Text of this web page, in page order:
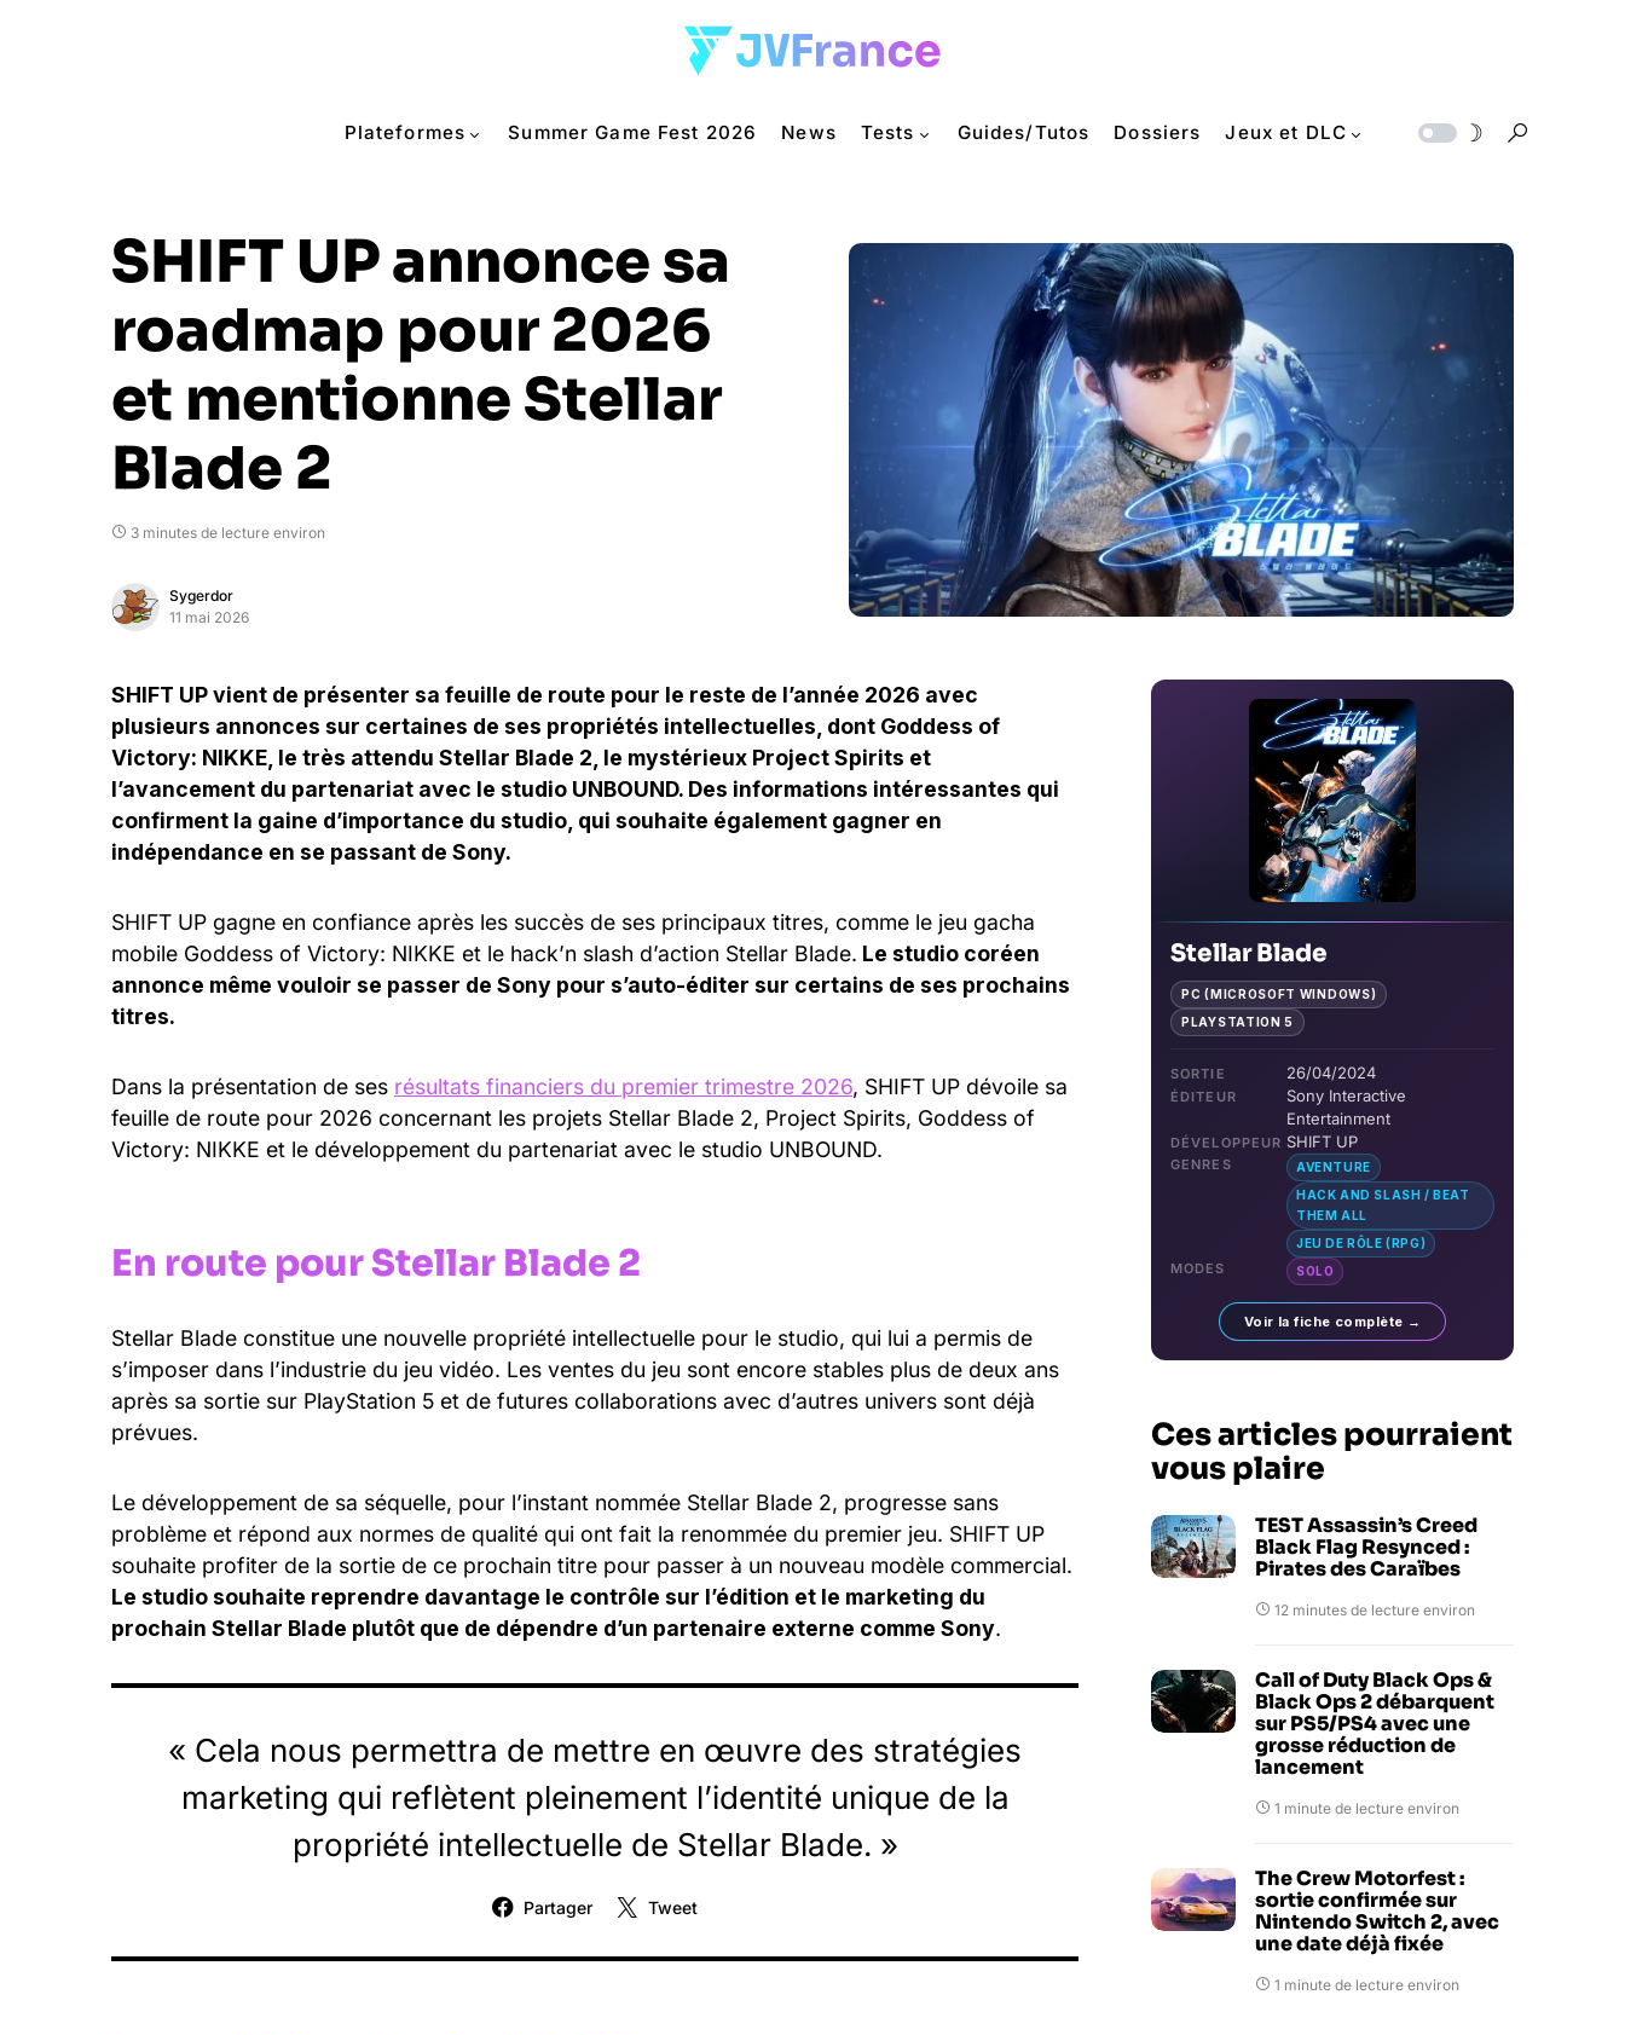
Plateformes Summer Game Fest 2026 News Tests Guides/Tutos Dossiers Jeux et DLC
SHIFT UP annonce sa
roadmap pour 2026
et mentionne Stellar
Blade 2
3 minutes de lecture environ
Sygerdor
11 mai 2026
SHIFT UP vient de présenter sa feuille de route pour le reste de l’année 2026 avec
plusieurs annonces sur certaines de ses propriétés intellectuelles, dont Goddess of
Victory: NIKKE, le très attendu Stellar Blade 2, le mystérieux Project Spirits et
l’avancement du partenariat avec le studio UNBOUND. Des informations intéressantes qui
confirment la gaine d’importance du studio, qui souhaite également gagner en
indépendance en se passant de Sony.
SHIFT UP gagne en confiance après les succès de ses principaux titres, comme le jeu gacha
mobile Goddess of Victory: NIKKE et le hack’n slash d’action Stellar Blade. Le studio coréen
annonce même vouloir se passer de Sony pour s’auto-éditer sur certains de ses prochains
titres.
Dans la présentation de ses résultats financiers du premier trimestre 2026, SHIFT UP dévoile sa
feuille de route pour 2026 concernant les projets Stellar Blade 2, Project Spirits, Goddess of
Victory: NIKKE et le développement du partenariat avec le studio UNBOUND.
En route pour Stellar Blade 2
Stellar Blade constitue une nouvelle propriété intellectuelle pour le studio, qui lui a permis de
s’imposer dans l’industrie du jeu vidéo. Les ventes du jeu sont encore stables plus de deux ans
après sa sortie sur PlayStation 5 et de futures collaborations avec d’autres univers sont déjà
prévues.
Le développement de sa séquelle, pour l’instant nommée Stellar Blade 2, progresse sans
problème et répond aux normes de qualité qui ont fait la renommée du premier jeu. SHIFT UP
souhaite profiter de la sortie de ce prochain titre pour passer à un nouveau modèle commercial.
Le studio souhaite reprendre davantage le contrôle sur l’édition et le marketing du
prochain Stellar Blade plutôt que de dépendre d’un partenaire externe comme Sony.
« Cela nous permettra de mettre en œuvre des stratégies
marketing qui reflètent pleinement l’identité unique de la
propriété intellectuelle de Stellar Blade. »
Partager Tweet
Stellar Blade
PC (MICROSOFT WINDOWS)
PLAYSTATION 5
SORTIE 26/04/2024
ÉDITEUR
Sony Interactive
Entertainment
DÉVELOPPEUR SHIFT UP
GENRES
AVENTURE
HACK AND SLASH / BEAT
THEM ALL
JEU DE RÔLE (RPG)
MODES SOLO
Voir la fiche complète →
Ces articles pourraient
vous plaire
TEST Assassin’s Creed
Black Flag Resynced :
Pirates des Caraïbes
12 minutes de lecture environ
Call of Duty Black Ops &
Black Ops 2 débarquent
sur PS5/PS4 avec une
grosse réduction de
lancement
1 minute de lecture environ
The Crew Motorfest :
sortie confirmée sur
Nintendo Switch 2, avec
une date déjà fixée
1 minute de lecture environ